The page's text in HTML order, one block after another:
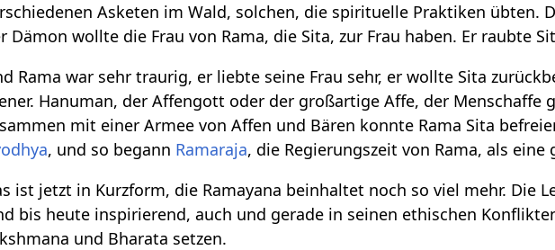
Asketen im Wald, solchen, die spirituelle Praktiken übten.
Dämon wollte die Frau von Rama, die Sita, zur Frau haben. Er raubte
Rama war sehr traurig, er liebte seine Frau sehr, er wollte Sita
Hanuman, der Affengott oder der großartige Affe, der Menschaffe
mit einer Armee von Affen und Bären konnte Rama Sita
, und so begann Ramaraja, die Regierungszeit von Rama, als
ist jetzt in Kurzform, die Ramayana beinhaltet noch so viel mehr. Die
bis heute inspirierend, auch und gerade in seinen ethischen
und Bharata setzen.